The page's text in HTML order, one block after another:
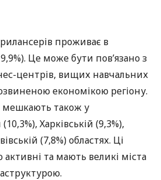
проживає в
Це може бути пов’язано з
центрів, вищих навчальних
економікою регіону.
мешкають також у
Харківській (9,3%),
(7,8%) областях. Ці
та мають великі міста